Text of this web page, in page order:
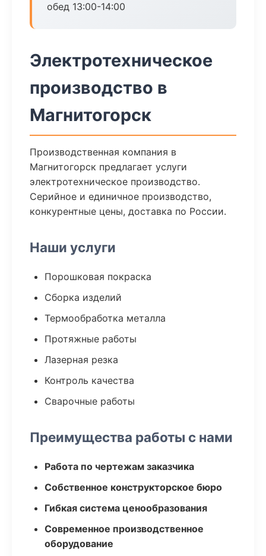
обед 13:00-14:00
Электротехническое
производство в
Магнитогорск
Производственная компания в
Магнитогорск предлагает услуги
электротехническое производство.
Серийное и единичное производство,
конкурентные цены, доставка по России.
Наши услуги
Порошковая покраска
Сборка изделий
Термообработка металла
Протяжные работы
Лазерная резка
Контроль качества
Сварочные работы
Преимущества работы с нами
Работа по чертежам заказчика
Собственное конструкторское бюро
Гибкая система ценообразования
Современное производственное
оборудование